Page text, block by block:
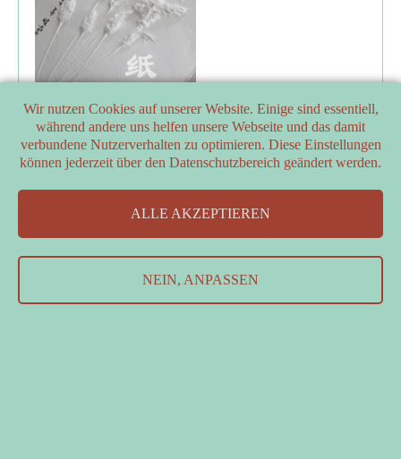
Wir nutzen Cookies auf unserer Website. Einige sind essentiell,
während andere uns helfen unsere Webseite und das damit
verbundene Nutzerverhalten zu optimieren. Diese Einstellungen
können jederzeit über den Datenschutzbereich geändert werden.
ALLE AKZEPTIEREN
NEIN, ANPASSEN